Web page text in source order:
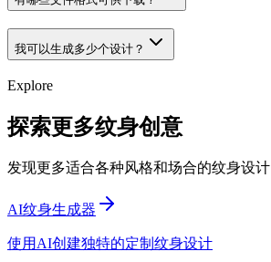
我可以生成多少个设计？
Explore
探索更多纹身创意
发现更多适合各种风格和场合的纹身设计
AI纹身生成器
使用AI创建独特的定制纹身设计